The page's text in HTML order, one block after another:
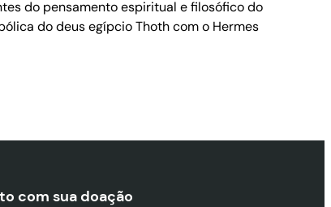
do pensamento espiritual e filosófico do
do deus egípcio Thoth com o Hermes
com sua doação